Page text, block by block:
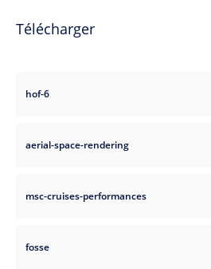
Télécharger
hof-6
aerial-space-rendering
msc-cruises-performances
fosse